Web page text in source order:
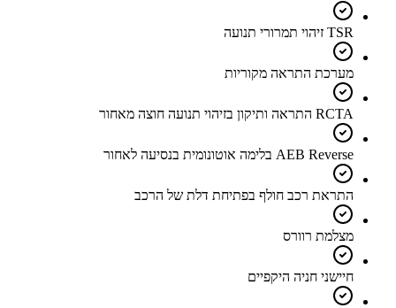
TSR זיהוי תמרורי תנועה
מערכת התראה מקוריות
RCTA התראה ותיקון בזיהוי תנועה חוצה מאחור
AEB Reverse בלימה אוטונומית בנסיעה לאחור
התראת רכב חולף בפתיחת דלת של הרכב
מצלמת רוורס
חיישני חניה היקפיים